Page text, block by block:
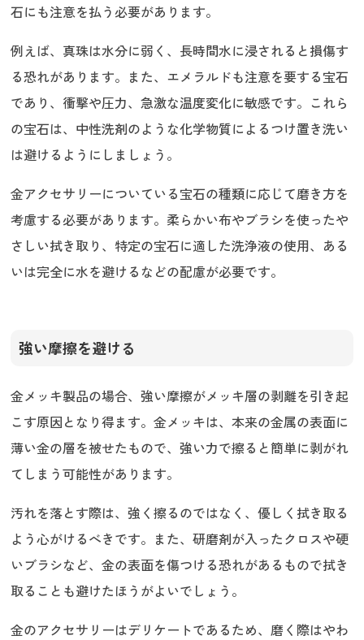
石にも注意を払う必要があります。
例えば、真珠は水分に弱く、長時間水に浸されると損傷す
る恐れがあります。また、エメラルドも注意を要する宝石
であり、衝撃や圧力、急激な温度変化に敏感です。これら
の宝石は、中性洗剤のような化学物質によるつけ置き洗い
は避けるようにしましょう。
金アクセサリーについている宝石の種類に応じて磨き方を
考慮する必要があります。柔らかい布やブラシを使ったや
さしい拭き取り、特定の宝石に適した洗浄液の使用、ある
いは完全に水を避けるなどの配慮が必要です。
強い摩擦を避ける
金メッキ製品の場合、強い摩擦がメッキ層の剥離を引き起
こす原因となり得ます。金メッキは、本来の金属の表面に
薄い金の層を被せたもので、強い力で擦ると簡単に剥がれ
てしまう可能性があります。
汚れを落とす際は、強く擦るのではなく、優しく拭き取る
よう心がけるべきです。また、研磨剤が入ったクロスや硬
いブラシなど、金の表面を傷つける恐れがあるもので拭き
取ることも避けたほうがよいでしょう。
金のアクセサリーはデリケートであるため、磨く際はやわ